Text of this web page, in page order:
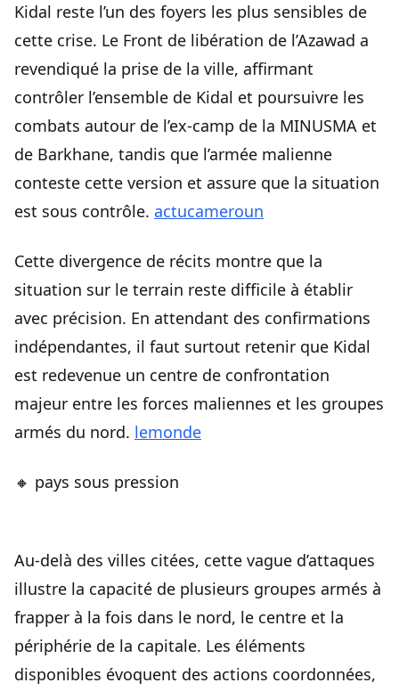
Kidal reste l’un des foyers les plus sensibles de
cette crise. Le Front de libération de l’Azawad a
revendiqué la prise de la ville, affirmant
contrôler l’ensemble de Kidal et poursuivre les
combats autour de l’ex-camp de la MINUSMA et
de Barkhane, tandis que l’armée malienne
conteste cette version et assure que la situation
est sous contrôle. actucameroun
Cette divergence de récits montre que la
situation sur le terrain reste difficile à établir
avec précision. En attendant des confirmations
indépendantes, il faut surtout retenir que Kidal
est redevenue un centre de confrontation
majeur entre les forces maliennes et les groupes
armés du nord. lemonde
🔸 pays sous pression
Au-delà des villes citées, cette vague d’attaques
illustre la capacité de plusieurs groupes armés à
frapper à la fois dans le nord, le centre et la
périphérie de la capitale. Les éléments
disponibles évoquent des actions coordonnées,